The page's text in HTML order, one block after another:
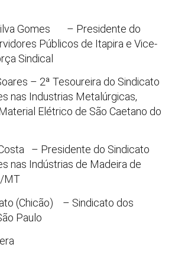
Gomes – Presidente do
Públicos de Itapira e Vice-
Sindical
– 2ª Tesoureira do Sindicato
nas Industrias Metalúrgicas,
Elétrico de São Caetano do
– Presidente do Sindicato
nas Indústrias de Madeira de
/MT
(Chicão) – Sindicato dos
Paulo